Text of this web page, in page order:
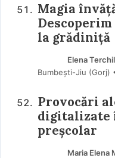
Magia
la grădiniță
Elena
Bumbești-Jiu (Gorj)
Provocări
digitalizate
preșcolar
Maria Elena